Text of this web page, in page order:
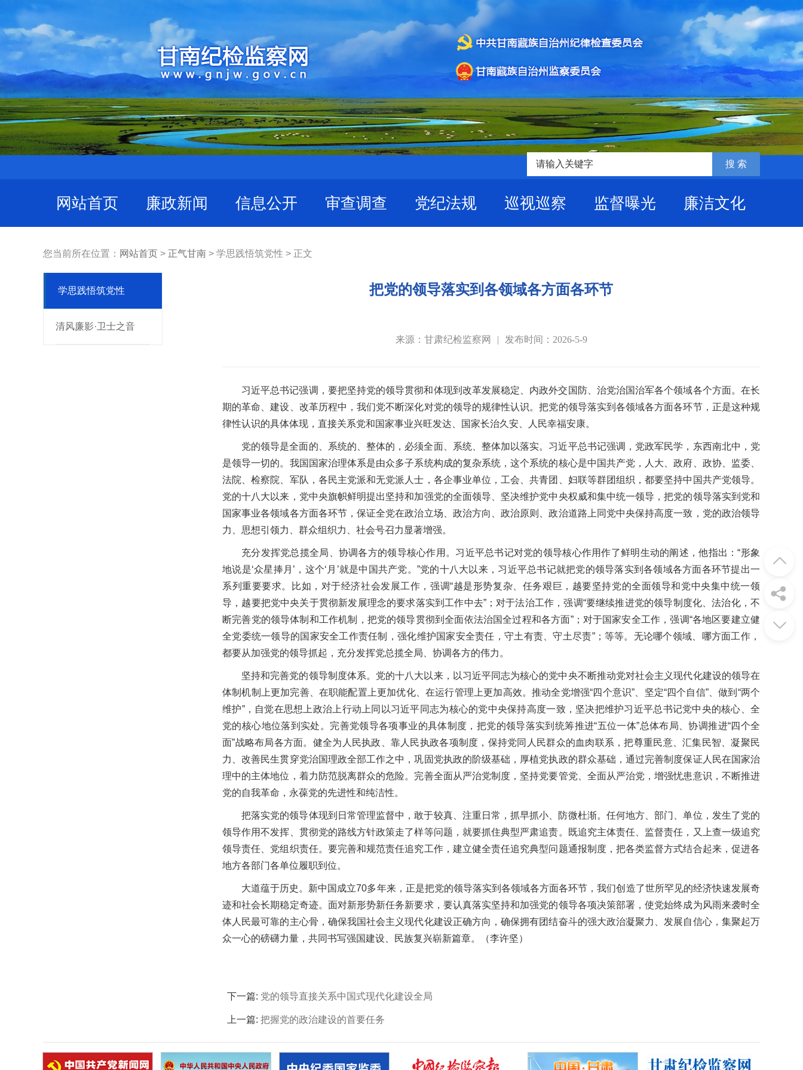
网站首页 廉政新闻 信息公开 审查调查 党纪法规 巡视巡察 监督曝光 廉洁文化
您当前所在位置： 网站首页 > 正气甘南 > 学思践悟筑党性 > 正文
学思践悟筑党性
清风廉影·卫士之音
把党的领导落实到各领域各方面各环节
来源：甘肃纪检监察网 | 发布时间：2026-5-9
习近平总书记强调，要把坚持党的领导贯彻和体现到改革发展稳定、内政外交国防、治党治国治军各个领域各个方面。在长
期的革命、建设、改革历程中，我们党不断深化对党的领导的规律性认识。把党的领导落实到各领域各方面各环节，正是这种规
律性认识的具体体现，直接关系党和国家事业兴旺发达、国家长治久安、人民幸福安康。
党的领导是全面的、系统的、整体的，必须全面、系统、整体加以落实。习近平总书记强调，党政军民学，东西南北中，党
是领导一切的。我国国家治理体系是由众多子系统构成的复杂系统，这个系统的核心是中国共产党，人大、政府、政协、监委、
法院、检察院、军队，各民主党派和无党派人士，各企事业单位，工会、共青团、妇联等群团组织，都要坚持中国共产党领导。
党的十八大以来，党中央旗帜鲜明提出坚持和加强党的全面领导、坚决维护党中央权威和集中统一领导，把党的领导落实到党和
国家事业各领域各方面各环节，保证全党在政治立场、政治方向、政治原则、政治道路上同党中央保持高度一致，党的政治领导
力、思想引领力、群众组织力、社会号召力显著增强。
充分发挥党总揽全局、协调各方的领导核心作用。习近平总书记对党的领导核心作用作了鲜明生动的阐述，他指出：“形象
地说是‘众星捧月’，这个‘月’就是中国共产党。”党的十八大以来，习近平总书记就把党的领导落实到各领域各方面各环节提出一
系列重要要求。比如，对于经济社会发展工作，强调“越是形势复杂、任务艰巨，越要坚持党的全面领导和党中央集中统一领
导，越要把党中央关于贯彻新发展理念的要求落实到工作中去”；对于法治工作，强调“要继续推进党的领导制度化、法治化，不
断完善党的领导体制和工作机制，把党的领导贯彻到全面依法治国全过程和各方面”；对于国家安全工作，强调“各地区要建立健
全党委统一领导的国家安全工作责任制，强化维护国家安全责任，守土有责、守土尽责”；等等。无论哪个领域、哪方面工作，
都要从加强党的领导抓起，充分发挥党总揽全局、协调各方的伟力。
坚持和完善党的领导制度体系。党的十八大以来，以习近平同志为核心的党中央不断推动党对社会主义现代化建设的领导在
体制机制上更加完善、在职能配置上更加优化、在运行管理上更加高效。推动全党增强“四个意识”、坚定“四个自信”、做到“两个
维护”，自觉在思想上政治上行动上同以习近平同志为核心的党中央保持高度一致，坚决把维护习近平总书记党中央的核心、全
党的核心地位落到实处。完善党领导各项事业的具体制度，把党的领导落实到统筹推进“五位一体”总体布局、协调推进“四个全
面”战略布局各方面。健全为人民执政、靠人民执政各项制度，保持党同人民群众的血肉联系，把尊重民意、汇集民智、凝聚民
力、改善民生贯穿党治国理政全部工作之中，巩固党执政的阶级基础，厚植党执政的群众基础，通过完善制度保证人民在国家治
理中的主体地位，着力防范脱离群众的危险。完善全面从严治党制度，坚持党要管党、全面从严治党，增强忧患意识，不断推进
党的自我革命，永葆党的先进性和纯洁性。
把落实党的领导体现到日常管理监督中，敢于较真、注重日常，抓早抓小、防微杜渐。任何地方、部门、单位，发生了党的
领导作用不发挥、贯彻党的路线方针政策走了样等问题，就要抓住典型严肃追责。既追究主体责任、监督责任，又上查一级追究
领导责任、党组织责任。要完善和规范责任追究工作，建立健全责任追究典型问题通报制度，把各类监督方式结合起来，促进各
地方各部门各单位履职到位。
大道蕴于历史。新中国成立70多年来，正是把党的领导落实到各领域各方面各环节，我们创造了世所罕见的经济快速发展奇
迹和社会长期稳定奇迹。面对新形势新任务新要求，要认真落实坚持和加强党的领导各项决策部署，使党始终成为风雨来袭时全
体人民最可靠的主心骨，确保我国社会主义现代化建设正确方向，确保拥有团结奋斗的强大政治凝聚力、发展自信心，集聚起万
众一心的磅礴力量，共同书写强国建设、民族复兴崭新篇章。（李许坚）
下一篇: 党的领导直接关系中国式现代化建设全局
上一篇: 把握党的政治建设的首要任务